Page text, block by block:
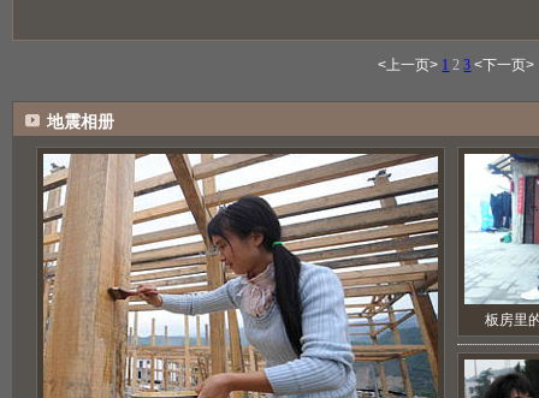
<上一页> 1 2 3 <下一页>
地震相册
板房里